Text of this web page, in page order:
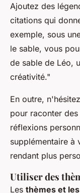
Ajoutez des
citations qui
exemple, sous
le sable, vous
de sable de Léo,
créativité."
En outre,
pour raconter
réflexions
supplémentaire à
rendant plus
Utiliser des
Les thèmes et